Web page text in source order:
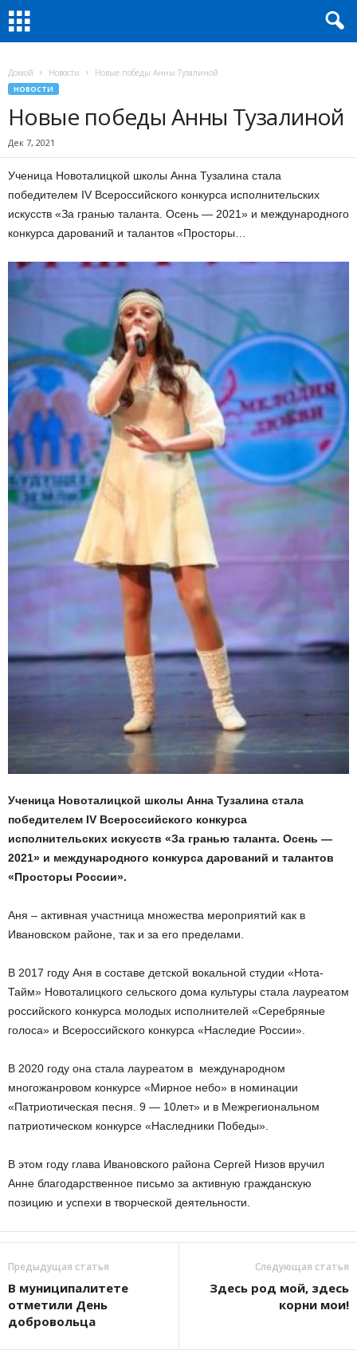
Домой Новости Новые победы Анны Тузалиной
НОВОСТИ
Новые победы Анны Тузалиной
Дек 7, 2021
Ученица Новоталицкой школы Анна Тузалина стала
победителем IV Всероссийского конкурса исполнительских
искусств «За гранью таланта. Осень — 2021» и международного
конкурса дарований и талантов «Просторы…
Ученица Новоталицкой школы Анна Тузалина стала
победителем IV Всероссийского конкурса
исполнительских искусств «За гранью таланта. Осень —
2021» и международного конкурса дарований и талантов
«Просторы России».
Аня – активная участница множества мероприятий как в
Ивановском районе, так и за его пределами.
В 2017 году Аня в составе детской вокальной студии «Нота-
Тайм» Новоталицкого сельского дома культуры стала лауреатом
российского конкурса молодых исполнителей «Серебряные
голоса» и Всероссийского конкурса «Наследие России».
В 2020 году она стала лауреатом в международном
многожанровом конкурсе «Мирное небо» в номинации
«Патриотическая песня. 9 — 10лет» и в Межрегиональном
патриотическом конкурсе «Наследники Победы».
В этом году глава Ивановского района Сергей Низов вручил
Анне благодарственное письмо за активную гражданскую
позицию и успехи в творческой деятельности.
Предыдущая статья
В муниципалитете
отметили День
добровольца
Следующая статья
Здесь род мой, здесь
корни мои!